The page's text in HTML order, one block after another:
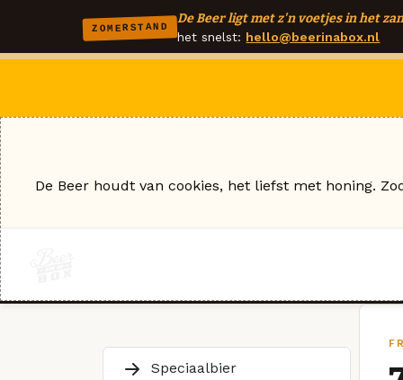
ZOMERSTAND
De Beer ligt met z'n voetjes in het
het snelst: hello@beerinabox.nl
Speciaalbier
De Beer houdt van cookies, het liefst met honing.